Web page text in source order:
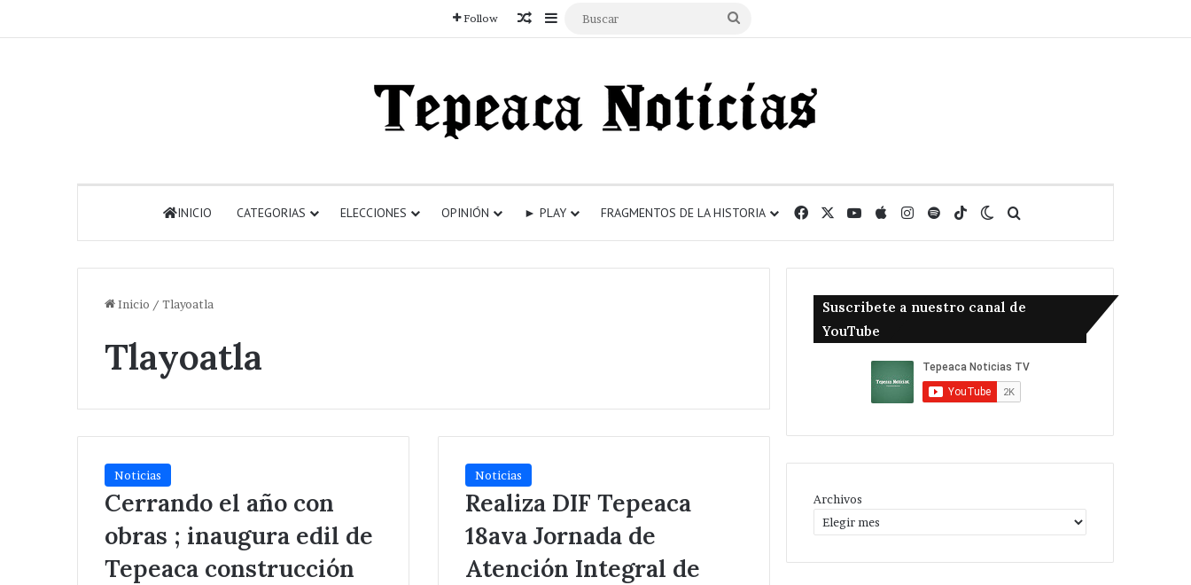
Follow Articulo aleatorio
Sidebar
INICIO CATEGORIAS ELECCIONES OPINIÓN ► PLAY FRAGMENTOS DE LA HISTORIA FacebookYouTube
AppleInstagram
SpotifyTikTokSwitch skin
Inicio / Tlayoatla
Tlayoatla
Noticias
Cerrando el año con
obras ; inaugura edil de
Tepeaca construcción
Noticias
Realiza DIF Tepeaca
18ava Jornada de
Atención Integral de
Suscribete a nuestro canal de
YouTube
Archivos